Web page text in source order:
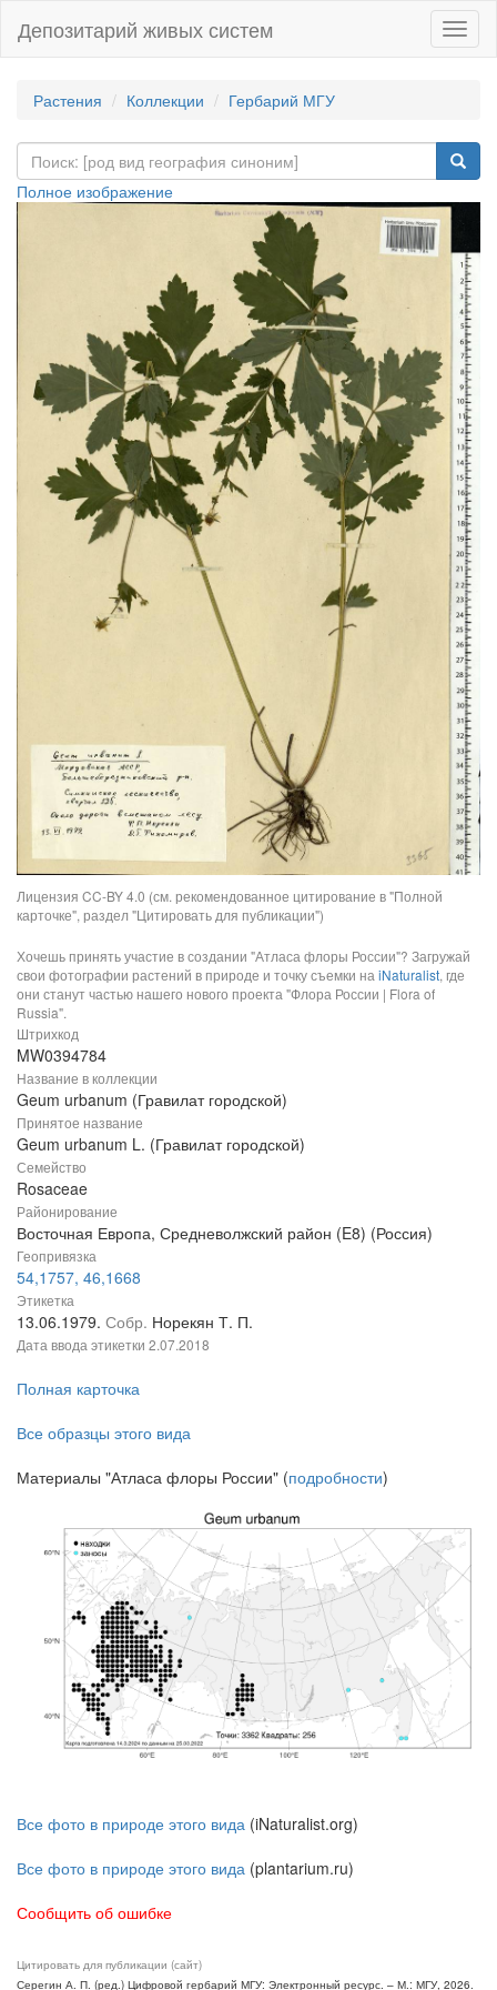
Депозитарий живых систем
Растения Коллекции Гербарий МГУ
Полное изображение
Лицензия CC-BY 4.0 (см. рекомендованное цитирование в "Полной
карточке", раздел "Цитировать для публикации")
Хочешь принять участие в создании "Атласа флоры России"? Загружай
свои фотографии растений в природе и точку съемки на iNaturalist, где
они станут частью нашего нового проекта "Флора России | Flora of
Russia".
Штрихкод
MW0394784
Название в коллекции
Geum urbanum (Гравилат городской)
Принятое название
Geum urbanum L. (Гравилат городской)
Семейство
Rosaceae
Районирование
Восточная Европа, Средневолжский район (E8) (Россия)
Геопривязка
54,1757, 46,1668
Этикетка
13.06.1979. Собр. Норекян Т. П.
Дата ввода этикетки 2.07.2018
Полная карточка
Все образцы этого вида
Материалы "Атласа флоры России" (подробности)
Все фото в природе этого вида (iNaturalist.org)
Все фото в природе этого вида (plantarium.ru)
Сообщить об ошибке
Цитировать для публикации (сайт)
Серегин А. П. (ред.) Цифровой гербарий МГУ: Электронный ресурс. – М.: МГУ, 2026.